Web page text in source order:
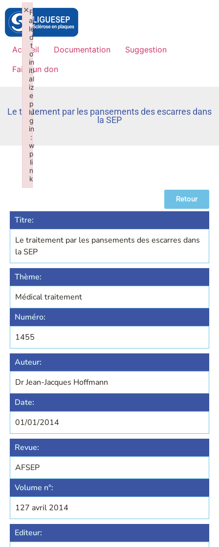
Accueil Documentation
Suggestion
Faire un don
Le traitement par les pansements des escarres dans
la SEP
Retour
Titre:
Le traitement par les pansements des escarres dans
la SEP
Thème:
Médical traitement
Numéro:
1455
Auteur:
Dr Jean-Jacques Hoffmann
Date:
01/01/2014
Revue:
AFSEP
Volume n°:
127 avril 2014
Editeur:
F
ai
le
d
t
o
in
iti
al
iz
e
p
lu
g
in
:
w
p
li
n
k
×
Failed to initialize plugin: wplink